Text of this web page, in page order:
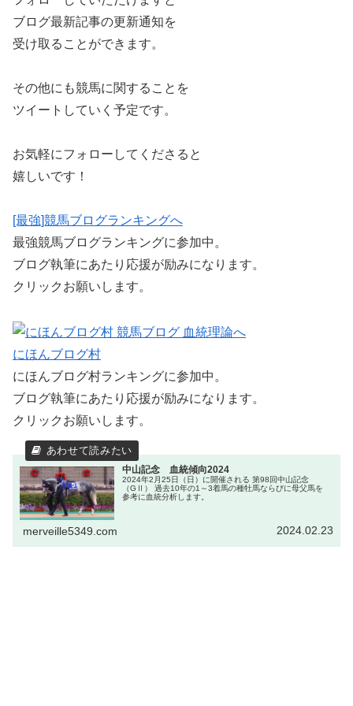
ブログ最新記事の更新通知を
受け取ることができます。
その他にも競馬に関することを
ツイートしていく予定です。
お気軽にフォローしてくださると
嬉しいです！
[最強]競馬ブログランキングへ
最強競馬ブログランキングに参加中。
ブログ執筆にあたり応援が励みになります。
クリックお願いします。
にほんブログ村
にほんブログ村ランキングに参加中。
ブログ執筆にあたり応援が励みになります。
クリックお願いします。
中山記念 血統傾向2024
2024年2月25日（日）に開催される 第98回中山記念
（GⅡ） 過去10年の1～3着馬の種牡馬ならびに母父馬を
参考に血統分析します。
merveille5349.com 2024.02.23